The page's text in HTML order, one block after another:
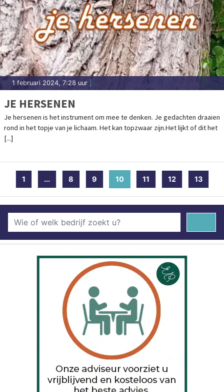
1 februari 2024, 7:28 uur
JE HERSENEN
Je hersenen is het instrument om mee te denken. Je gedachten draaien
rond in het topje van je lichaam. Het kan topzwaar zijn.Het lijkt of dit het
[...]
1 ... 8 9 10 (current)
11 12 13